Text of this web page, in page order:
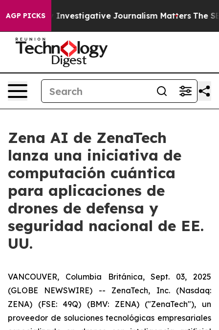
AGP PICKS
Investigative Journalism Matters The SEC
Zena AI de ZenaTech
lanza una iniciativa de
computación cuántica
para aplicaciones de
drones de defensa y
seguridad nacional de EE.
UU.
VANCOUVER, Columbia Británica, Sept. 03, 2025
(GLOBE NEWSWIRE) -- ZenaTech, Inc. (Nasdaq:
ZENA) (FSE: 49Q) (BMV: ZENA) ("ZenaTech"), un
proveedor de soluciones tecnológicas empresariales